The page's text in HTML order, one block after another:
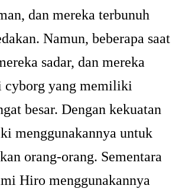
dan mereka terbunuh
Namun, beberapa saat
sadar, dan mereka
cyborg yang memiliki
besar. Dengan kekuatan
menggunakannya untuk
orang-orang. Sementara
Hiro menggunakannya